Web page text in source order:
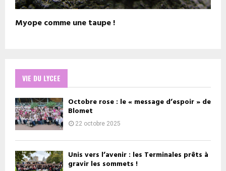
Myope comme une taupe !
VIE DU LYCEE
Octobre rose : le « message d’espoir » de
Blomet
22 octobre 2025
Unis vers l’avenir : les Terminales prêts à
gravir les sommets !